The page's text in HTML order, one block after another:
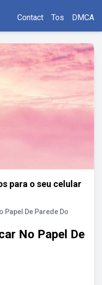
Contact Tos DMCA
para o seu celular
Papel De Parede Do
No Papel De